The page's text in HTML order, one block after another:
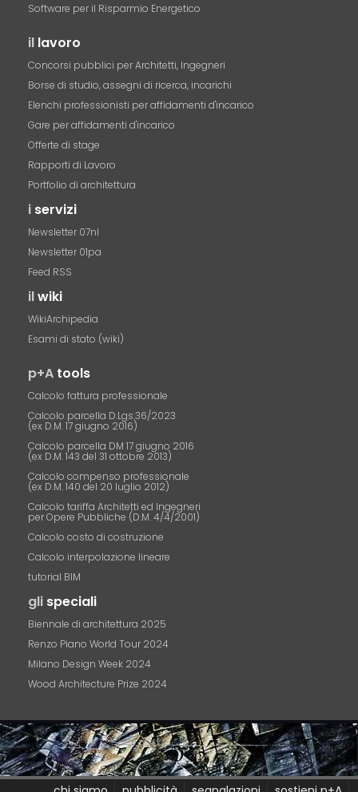
Software per il Risparmio Energetico
il lavoro
Concorsi pubblici per Architetti, Ingegneri
Borse di studio, assegni di ricerca, incarichi
Elenchi professionisti per affidamenti d'incarico
Gare per affidamenti d'incarico
Offerte di stage
Rapporti di Lavoro
Portfolio di architettura
i servizi
Newsletter 07nl
Newsletter 01pa
Feed RSS
ilwiki
WikiArchipedia
Esami di stato (wiki)
p+A tools
Calcolo fattura professionale
Calcolo parcella D.Lgs.36/2023
(ex D.M. 17 giugno 2016)
Calcolo parcella DM 17 giugno 2016
(ex D.M. 143 del 31 ottobre 2013)
Calcolo compenso professionale
(ex D.M. 140 del 20 luglio 2012)
Calcolo tariffa Architetti ed Ingegneri
per Opere Pubbliche (D.M. 4/4/2001)
Calcolo costo di costruzione
Calcolo interpolazione lineare
tutorial BIM
gli speciali
Biennale di architettura 2025
Renzo Piano World Tour 2024
Milano Design Week 2024
Wood Architecture Prize 2024